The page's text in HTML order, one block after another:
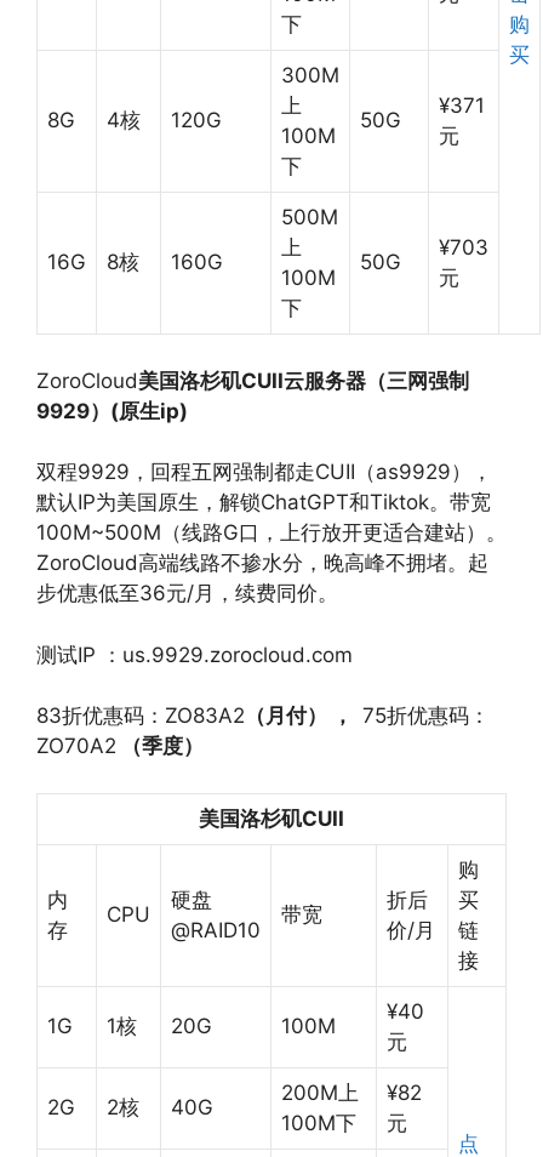
购
买
下
8G 4核 120G
300M
上
100M
下
50G
¥371
元
16G 8核 160G
500M
上
100M
下
50G
¥703
元
ZoroCloud美国洛杉矶CUII云服务器（三网强制
9929）(原生ip)
双程9929，回程五网强制都走CUII（as9929），
默认IP为美国原生，解锁ChatGPT和Tiktok。带宽
100M~500M（线路G口，上行放开更适合建站）。
ZoroCloud高端线路不掺水分，晚高峰不拥堵。起
步优惠低至36元/月，续费同价。
测试IP ：us.9929.zorocloud.com
83折优惠码：ZO83A2 （月付） ， 75折优惠码：
ZO70A2 （季度）
美国洛杉矶CUII
内
存
CPU
硬盘
@RAID10
带宽
折后
价/月
购
买
链
接
1G 1核 20G 100M
¥40
元
点
2G 2核 40G
200M上
100M下
¥82
元